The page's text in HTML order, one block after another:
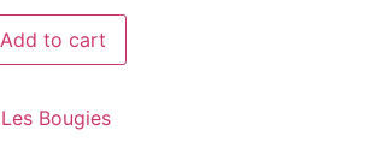
Add to cart
Les Bougies